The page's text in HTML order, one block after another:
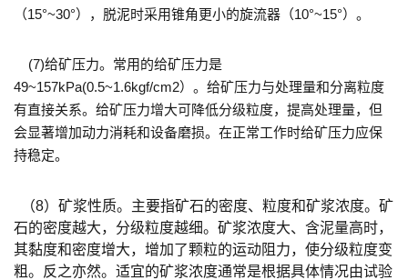
（15°~30°），脱泥时采用锥角更小的旋流器（10°~15°）。
(7)给矿压力。常用的给矿压力是
49~157kPa(0.5~1.6kgf/cm2）。给矿压力与处理量和分离粒度
有直接关系。给矿压力增大可降低分级粒度，提高处理量，但
会显著增加动力消耗和设备磨损。在正常工作时给矿压力应保
持稳定。
（8）矿浆性质。主要指矿石的密度、粒度和矿浆浓度。矿
石的密度越大，分级粒度越细。矿浆浓度大、含泥量高时，
其黏度和密度增大，增加了颗粒的运动阻力，使分级粒度变
粗。反之亦然。适宜的矿浆浓度通常是根据具体情况由试验